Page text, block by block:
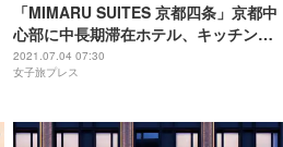
「MIMARU SUITES 京都四条」京都中
心部に中長期滞在ホテル、キッチンや
リビング付の広々空間
2021.07.04 07:30
女子旅プレス